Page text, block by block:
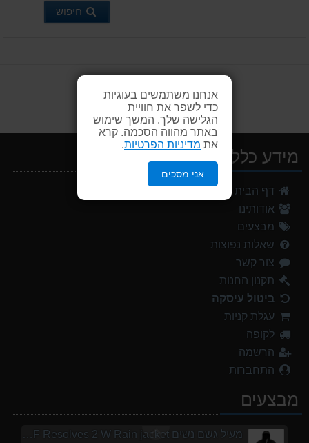
אנחנו משתמשים בעוגיות
כדי לשפר את חוויית
הגלישה שלך. המשך שימוש
באתר מהווה הסכמה. קרא
את מדיניות הפרטיות
אני מסכים
חיפוש
מידע כללי
דף הבית
אודותינו
מבצעים
שאלות נפוצות
צור קשר
תקנון החנות
ביטול עיסקה
עגלת קניות
לקופה
הרשמה
התחברות
מבצעים
449.00 ₪
אוהל משפחתי ל 8 GURO Panorama 8P v2
999.00 ₪
839.00 ₪
699.00 ₪
מעיל גשם נשים TNF Resolves 2 W Rain jacket